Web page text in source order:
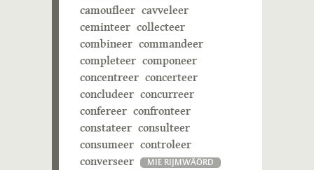
camoufleer cavveleer
ceminteer collecteer
combineer commandeer
completeer componeer
concentreer concerteer
concludeer concurreer
confereer confronteer
constateer consulteer
consumeer controleer
converseer
MIE RIJMWÄÖRD